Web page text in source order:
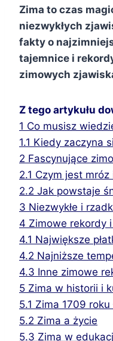
Zima to czas
niezwykłych
fakty o
tajemnice i
zimowych
Z tego artykułu
1 Co musisz
1.1 Kiedy zaczyna
2 Fascynujące
2.1 Czym jest mróz
2.2 Jak powstaje
3 Niezwykłe i
4 Zimowe rekordy
4.1 Największe
4.2 Najniższe
4.3 Inne zimowe
5 Zima w historii i
5.1 Zima 1709
5.2 Zima a życie
5.3 Zima w